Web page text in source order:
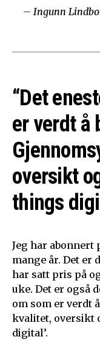
– Ingunn
“Det
er verdt å
oversikt
things
Jeg har abonnert
mange år. Det er
har satt pris på
uke. Det er også
om som er verdt
kvalitet, oversikt
digital’.